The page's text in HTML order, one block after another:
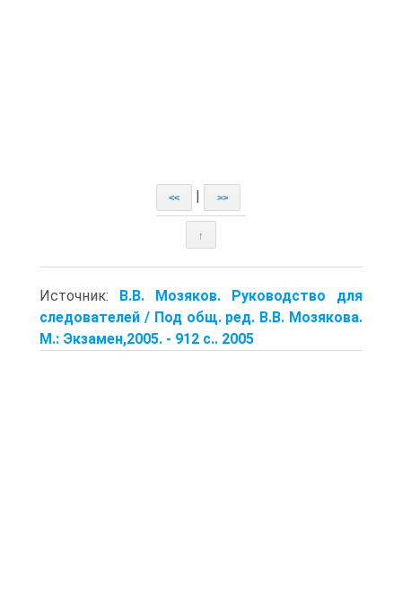
<< >>
↑
Источник: В.В. Мозяков. Руководство для
следователей / Под общ. ред. В.В. Мозякова.
М.: Экзамен,2005. - 912 с.. 2005